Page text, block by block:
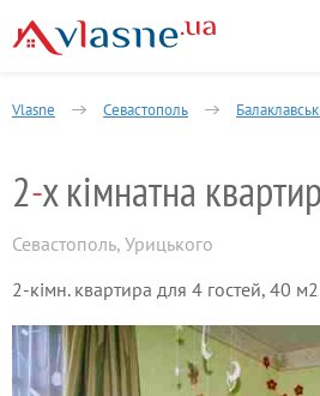
Vlasne Севастополь
2-х кімнатна
Севастополь, Урицького
2-кімн. квартира для 4 гостей, 40 м2